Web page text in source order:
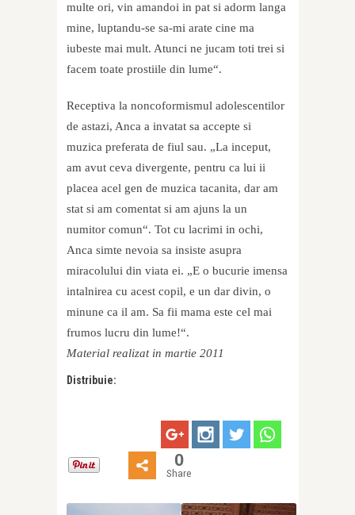
multe ori, vin amandoi in pat si adorm langa
mine, luptandu-se sa-mi arate cine ma
iubeste mai mult. Atunci ne jucam toti trei si
facem toate prostiile din lume“.
Receptiva la noncoformismul adolescentilor
de astazi, Anca a invatat sa accepte si
muzica preferata de fiul sau. „La inceput,
am avut ceva divergente, pentru ca lui ii
placea acel gen de muzica tacanita, dar am
stat si am comentat si am ajuns la un
numitor comun“. Tot cu lacrimi in ochi,
Anca simte nevoia sa insiste asupra
miracolului din viata ei. „E o bucurie imensa
intalnirea cu acest copil, e un dar divin, o
minune ca il am. Sa fii mama este cel mai
frumos lucru din lume!“.
Material realizat in martie 2011
Distribuie:
0
Share